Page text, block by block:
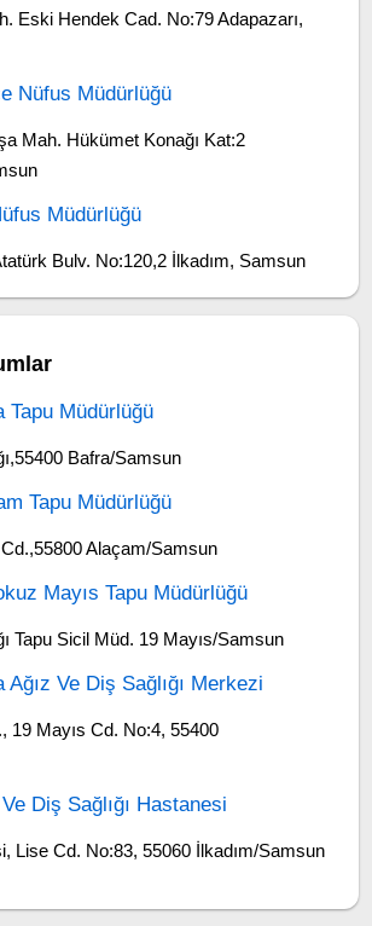
Eski Hendek Cad. No:79 Adapazarı,
Nüfus Müdürlüğü
Mah. Hükümet Konağı Kat:2
Müdürlüğü
Bulv. No:120,2 İlkadım, Samsun
Tapu Müdürlüğü
Bafra/Samsun
Tapu Müdürlüğü
Alaçam/Samsun
Mayıs Tapu Müdürlüğü
Tapu Sicil Müd. 19 Mayıs/Samsun
Ve Diş Sağlığı Merkezi
19 Mayıs Cd. No:4, 55400
Diş Sağlığı Hastanesi
Lise Cd. No:83, 55060 İlkadım/Samsun